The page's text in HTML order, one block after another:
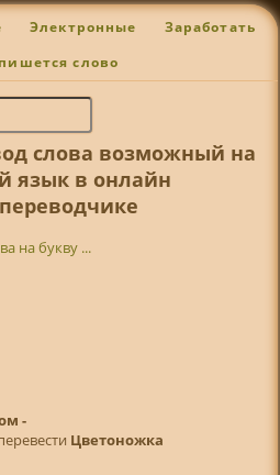
Электронные Заработать
слово
слова возможный на
язык в онлайн
на букву ...
-
Цветоножка